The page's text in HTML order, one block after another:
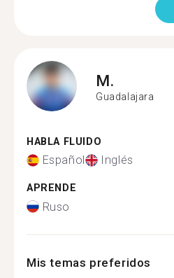
M.
Guadalajara
HABLA FLUIDO
Español Inglés
APRENDE
Ruso
Mis temas preferidos